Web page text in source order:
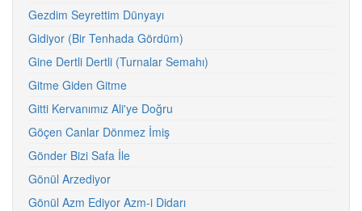
Gezdim Seyrettim Dünyayı
Gidiyor (Bir Tenhada Gördüm)
Gine Dertli Dertli (Turnalar Semahı)
Gitme Giden Gitme
Gitti Kervanımız Ali'ye Doğru
Göçen Canlar Dönmez İmiş
Gönder Bizi Safa İle
Gönül Arzediyor
Gönül Azm Ediyor Azm-i Didarı